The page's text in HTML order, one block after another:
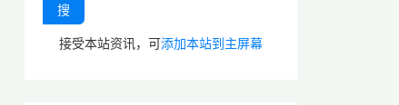
搜
接受本站资讯，可添加本站到主屏幕